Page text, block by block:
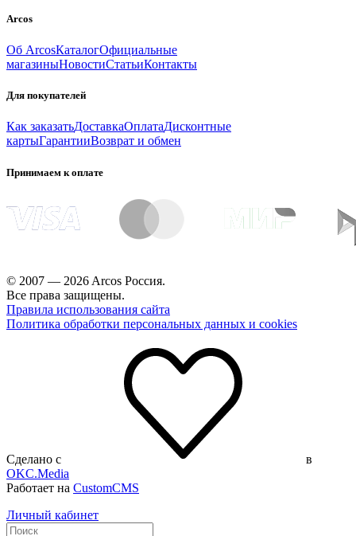
Arcos
Об ArcosКаталогОфициальные
магазиныНовостиСтатьиКонтакты
Для покупателей
Как заказатьДоставкаОплатаДисконтные
картыГарантииВозврат и обмен
Принимаем к оплате
© 2007 — 2026 Arcos Россия.
Все права защищены.
Правила использования сайта
Политика обработки персональных данных и cookies
Сделано с
в
OKC.Media
Работает на CustomCMS
Личный кабинет